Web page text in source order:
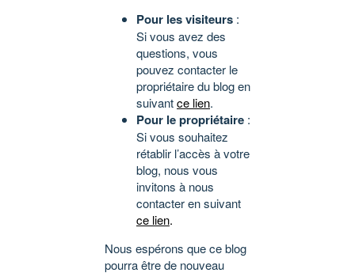
Pour les visiteurs :
Si vous avez des
questions, vous
pouvez contacter le
propriétaire du blog en
suivantce lien.
Pour le propriétaire :
Si vous souhaitez
rétablir l’accès à votre
blog, nous vous
invitons à nous
contacter en suivant
ce lien.
Nous espérons que ce blog
pourra être de nouveau